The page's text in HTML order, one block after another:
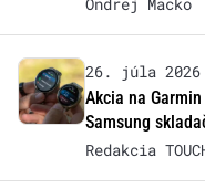
26. júla 2026
Akcia na
Samsung
Redakcia